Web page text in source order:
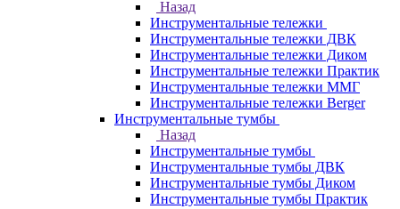
Назад
Инструментальные тележки
Инструментальные тележки ДВК
Инструментальные тележки Диком
Инструментальные тележки Практик
Инструментальные тележки ММГ
Инструментальные тележки Berger
Инструментальные тумбы
Назад
Инструментальные тумбы
Инструментальные тумбы ДВК
Инструментальные тумбы Диком
Инструментальные тумбы Практик